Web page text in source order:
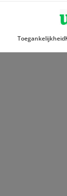
Toegankelijkheid